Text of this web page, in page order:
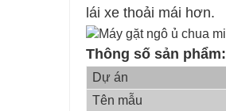
lái xe thoải mái hơn.
Thông số sản phẩm:
Dự án
Tên mẫu